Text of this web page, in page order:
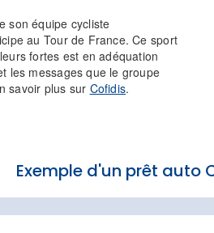
son équipe cycliste
au Tour de France. Ce sport
fortes est en adéquation
les messages que le groupe
savoir plus sur Cofidis.
Exemple d'un prêt auto